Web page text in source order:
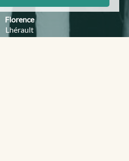
Florence
Lhérault